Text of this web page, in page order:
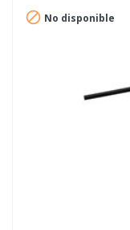
 No disponible